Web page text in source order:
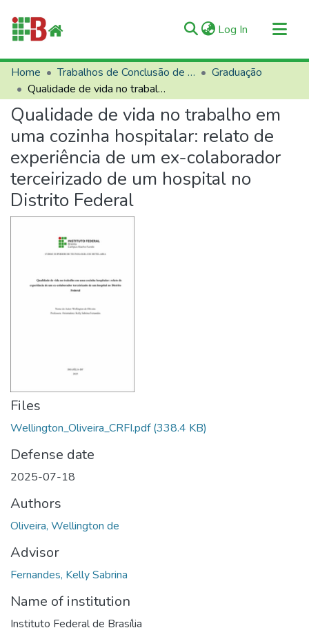
Log In (current)
Communities & Collections
All of RIIFB
Manuals and Terms
Statistics
About RIIFB
Help
Contacts
Home Trabalhos de Conclusão de Curso (TCCs)
Graduação
Qualidade de vida no trabalho em uma cozinha hospitalar: relato de experiência de um ex-colaborador terceirizado de um hospital no Distrito Federal
Qualidade de vida no trabalho em
uma cozinha hospitalar: relato de
experiência de um ex-colaborador
terceirizado de um hospital no
Distrito Federal
Files
Wellington_Oliveira_CRFI.pdf(338.4 KB)
Defense date
2025-07-18
Authors
Oliveira, Wellington de
Advisor
Fernandes, Kelly Sabrina
Name of institution
Instituto Federal de Brasília